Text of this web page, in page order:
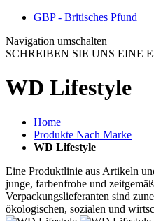
GBP - Britisches Pfund
Navigation umschalten
SCHREIBEN SIE UNS EINE
WD Lifestyle
Home
Produkte Nach Marke
WD Lifestyle
Eine Produktlinie aus Artikeln
junge, farbenfrohe und
Verpackungslieferanten sind
ökologischen, sozialen und